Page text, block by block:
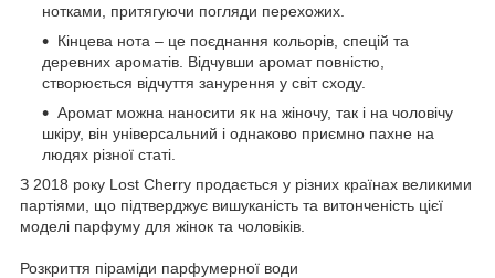
нотками, притягуючи погляди перехожих.
Кінцева нота – це поєднання кольорів, спецій та
деревних ароматів. Відчувши аромат повністю,
створюється відчуття занурення у світ сходу.
Аромат можна наносити як на жіночу, так і на чоловічу
шкіру, він універсальний і однаково приємно пахне на
людях різної статі.
З 2018 року Lost Cherry продається у різних країнах великими
партіями, що підтверджує вишуканість та витонченість цієї
моделі парфуму для жінок та чоловіків.
Розкриття піраміди парфумерної води